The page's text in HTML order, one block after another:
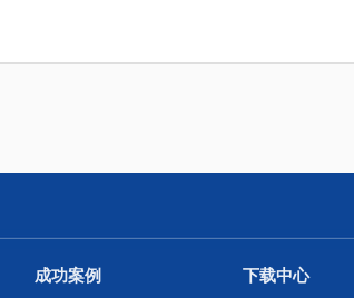
成功案例 下载中心